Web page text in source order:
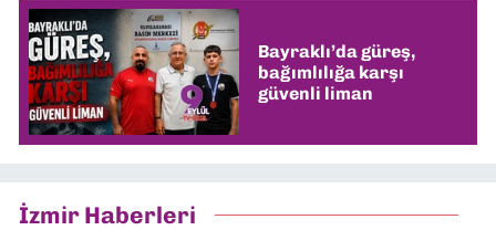
Bayraklı’da güreş,
bağımlılığa karşı
güvenli liman
İzmir Haberleri